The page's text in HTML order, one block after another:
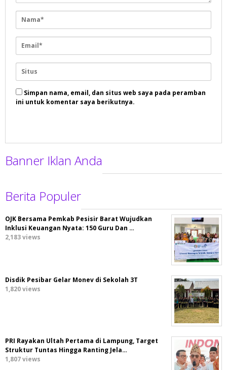
Simpan nama, email, dan situs web saya pada peramban
ini untuk komentar saya berikutnya.
Banner Iklan Anda
Berita Populer
OJK Bersama Pemkab Pesisir Barat Wujudkan
Inklusi Keuangan Nyata: 150 Guru Dan …
2,183 views
Disdik Pesibar Gelar Monev di Sekolah 3T
1,820 views
PRI Rayakan Ultah Pertama di Lampung, Target
Struktur Tuntas Hingga Ranting Jela…
1,807 views